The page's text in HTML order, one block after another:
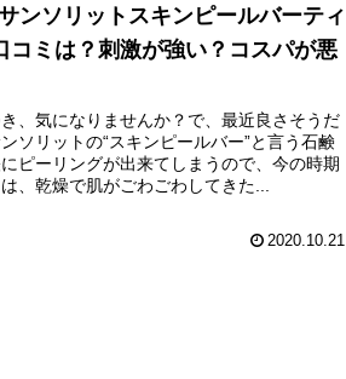
ンソリットスキンピールバーティ
コミは？刺激が強い？コスパが悪
、気になりませんか？で、最近良さそうだ
ソリットの“スキンピールバー”と言う石鹸
ピーリングが出来てしまうので、今の時期
、乾燥で肌がごわごわしてきた...
2020.10.21